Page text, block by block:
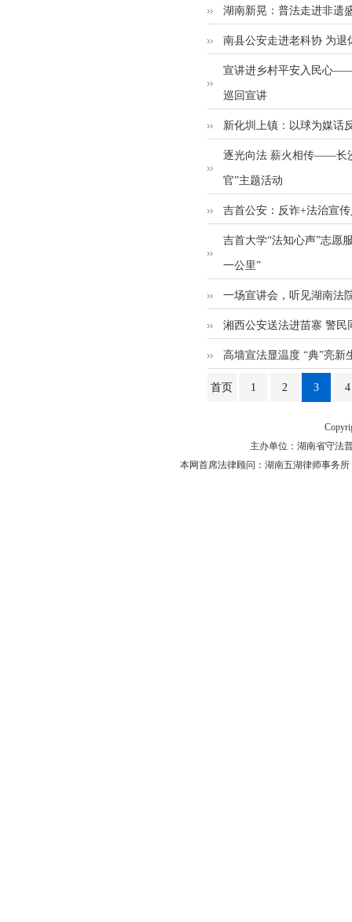
湖南新晃：普法走进非遗
南县公安走进老科协 为退
宣讲进乡村平安入民心
巡回宣讲
新化圳上镇：以球为媒话
逐光向法 薪火相传——长
官”主题活动
吉首公安：反诈+法治宣
吉首大学“法知心声”志愿
一公里”
一场宣讲会，听见湖南法
湘西公安送法进苗寨 警民
高墙宣法显温度 “典”亮新
首页 1 2 3 4
主办单位：湖南省守法
本网首席法律顾问：湖南五湖律师事务所